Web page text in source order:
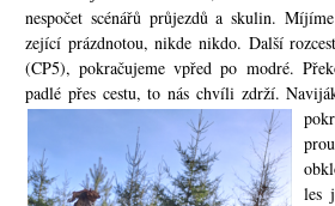
nespočet scénářů průjezdů a skulin.
zející prázdnotou, nikde nikdo. Další
(CP5), pokračujeme vpřed po modré.
padlé přes cestu, to nás chvíli zdrží.
les